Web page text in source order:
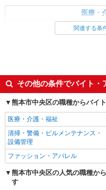
医療・
看護師・保健師・看護助手・助
週2～3日勤務OK
上場企業・上場企業のグループ会
社
社会保険あり
関連する条
その他の条件でバイト・
熊本市中央区の職種からバイ
医療・介護・福祉
清掃・警備・ビルメンテナンス・
設備管理
ファッション・アパレル
熊本市中央区の人気の職種か
す